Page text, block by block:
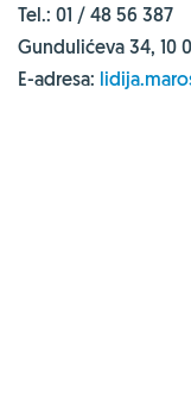
Tel.: 01 / 48 56 387
Gundulićeva 34, 10
E-adresa: